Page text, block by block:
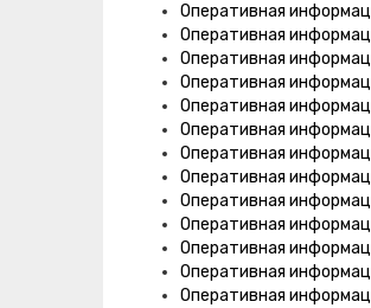
Оперативная
Оперативная
Оперативная
Оперативная
Оперативная
Оперативная
Оперативная
Оперативная
Оперативная
Оперативная
Оперативная
Оперативная
Оперативная